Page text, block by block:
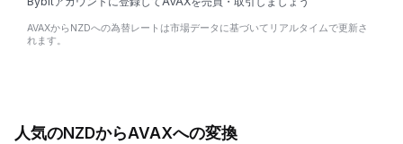
AVAXからNZDへの為替レートは市場データに基づいてリアルタイムで更新さ
れます。
人気のNZDからAVAXへの変換